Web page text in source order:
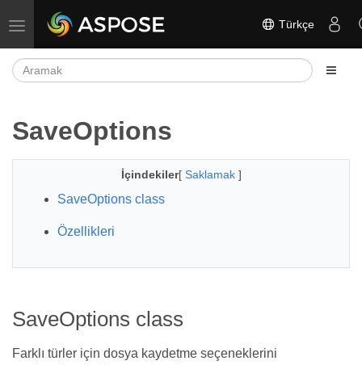
Gezinmeyi aç/kapat Türkçe
SaveOptions
İçindekiler[ Saklamak ]
SaveOptions class
Özellikleri
SaveOptions class
Farklı türler için dosya kaydetme seçeneklerini